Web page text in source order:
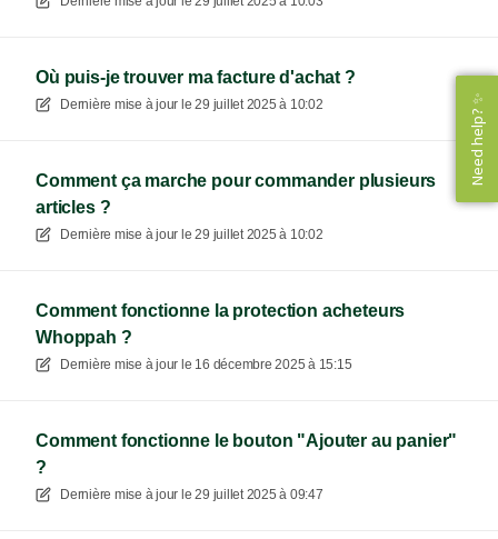
Où puis-je trouver ma facture d'achat ?
Dernière mise à jour le 29 juillet 2025 à 10:02
Comment ça marche pour commander plusieurs
articles ?
Dernière mise à jour le 29 juillet 2025 à 10:02
Comment fonctionne la protection acheteurs
Whoppah ?
Dernière mise à jour le 16 décembre 2025 à 15:15
Comment fonctionne le bouton "Ajouter au panier"
?
Dernière mise à jour le 29 juillet 2025 à 09:47
Need help? ✨
Need help? ✨